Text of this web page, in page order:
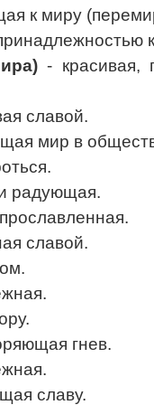
к миру
- красивая,
славой.
мир в
радующая.
славой.
гнев.
славу.